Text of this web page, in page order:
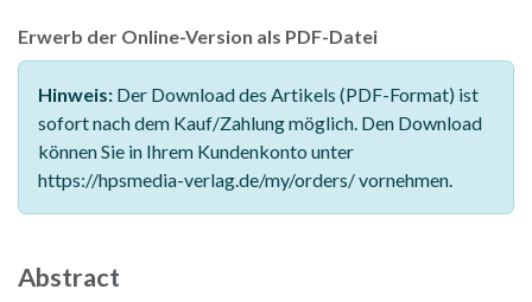
Erwerb der Online-Version als PDF-Datei
Hinweis: Der Download des Artikels (PDF-Format) ist
sofort nach dem Kauf/Zahlung möglich. Den Download
können Sie in Ihrem Kundenkonto unter
https://hpsmedia-verlag.de/my/orders/ vornehmen.
Abstract